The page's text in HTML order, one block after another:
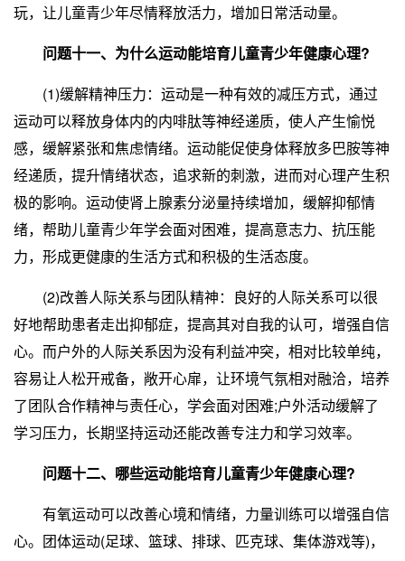
玩，让儿童青少年尽情释放活力，增加日常活动量。
问题十一、为什么运动能培育儿童青少年健康心理?
(1)缓解精神压力：运动是一种有效的减压方式，通过
运动可以释放身体内的内啡肽等神经递质，使人产生愉悦
感，缓解紧张和焦虑情绪。运动能促使身体释放多巴胺等神
经递质，提升情绪状态，追求新的刺激，进而对心理产生积
极的影响。运动使肾上腺素分泌量持续增加，缓解抑郁情
绪，帮助儿童青少年学会面对困难，提高意志力、抗压能
力，形成更健康的生活方式和积极的生活态度。
(2)改善人际关系与团队精神：良好的人际关系可以很
好地帮助患者走出抑郁症，提高其对自我的认可，增强自信
心。而户外的人际关系因为没有利益冲突，相对比较单纯，
容易让人松开戒备，敞开心扉，让环境气氛相对融洽，培养
了团队合作精神与责任心，学会面对困难;户外活动缓解了
学习压力，长期坚持运动还能改善专注力和学习效率。
问题十二、哪些运动能培育儿童青少年健康心理?
有氧运动可以改善心境和情绪，力量训练可以增强自信
心。团体运动(足球、篮球、排球、匹克球、集体游戏等)，